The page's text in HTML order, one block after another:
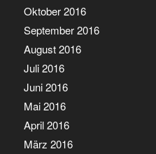
Oktober 2016
September 2016
August 2016
Juli 2016
Juni 2016
Mai 2016
April 2016
März 2016